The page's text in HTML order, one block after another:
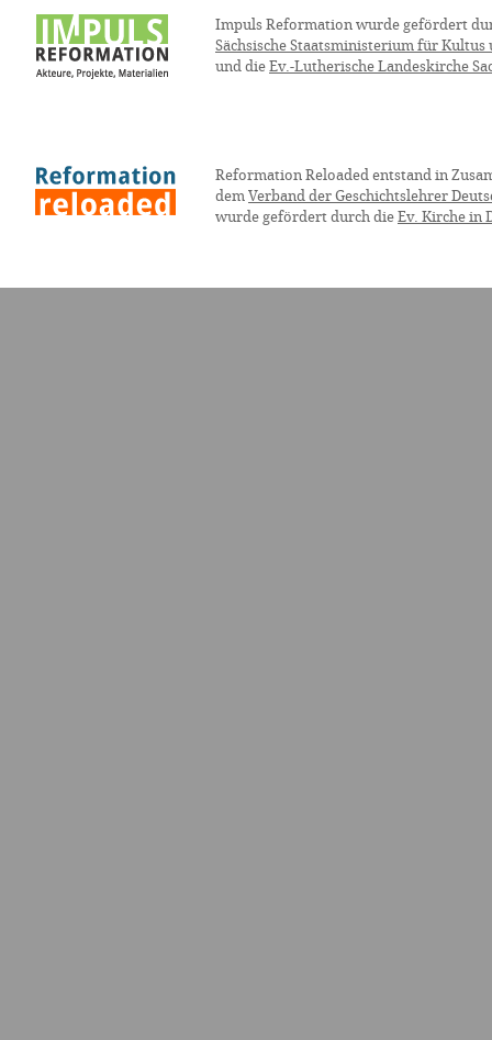
Impuls Reformation wurde gefördert
Sächsische Staatsministerium für Kultus
und die Ev.-Lutherische Landeskirche
Reformation Reloaded entstand in
dem Verband der Geschichtslehrer
wurde gefördert durch die Ev. Kirche in